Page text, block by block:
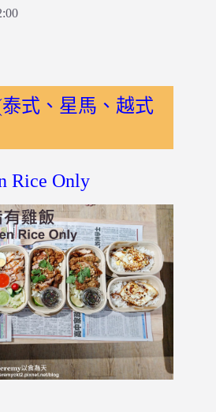
式、星馬、越式
Rice Only